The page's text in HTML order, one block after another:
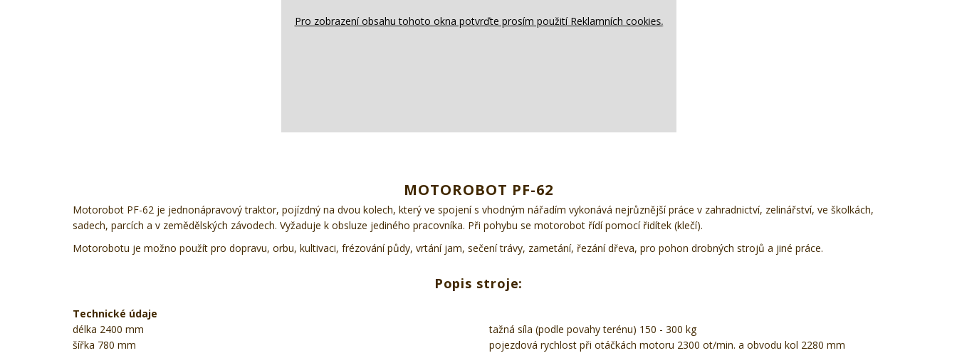
Pro zobrazení obsahu tohoto okna potvrďte prosím použití Reklamních cookies.
MOTOROBOT PF-62
Motorobot PF-62 je jednonápravový traktor, pojízdný na dvou kolech, který ve spojení s vhodným nářadím vykonává nejrůznější práce v zahradnictví, zelinářství, ve školkách,
sadech, parcích a v zemědělských závodech. Vyžaduje k obsluze jediného pracovníka. Při pohybu se motorobot řídí pomocí řidítek (klečí).
Motorobotu je možno použít pro dopravu, orbu, kultivaci, frézování půdy, vrtání jam, sečení trávy, zametání, řezání dřeva, pro pohon drobných strojů a jiné práce.
Popis stroje:
Technické údaje
délka 2400 mm
šířka 780 mm
tažná síla (podle povahy terénu) 150 - 300 kg
pojezdová rychlost při otáčkách motoru 2300 ot/min. a obvodu kol 2280 mm